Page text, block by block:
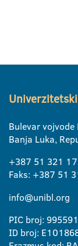
Bulevar
Banja Luka,
+387 51 321
Faks: +387 51
info@unibl.org
PIC broj:
ID broj: